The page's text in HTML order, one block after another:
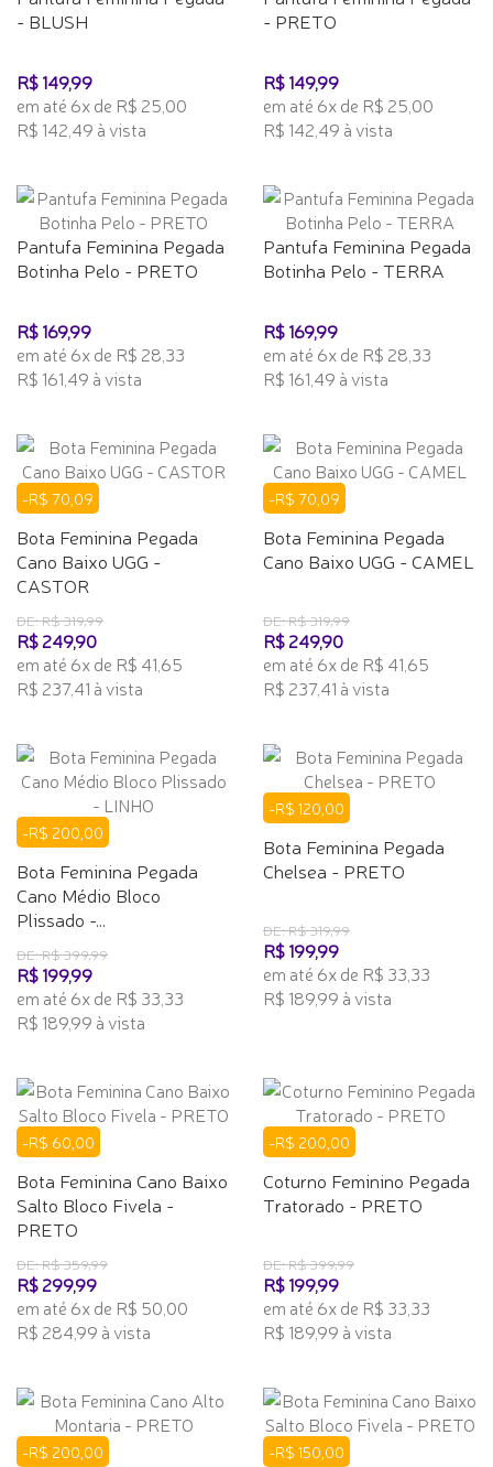
- BLUSH
R$ 149,99
em até 6x de R$ 25,00
R$ 142,49 à vista
- PRETO
R$ 149,99
em até 6x de R$ 25,00
R$ 142,49 à vista
Pantufa Feminina Pegada
Botinha Pelo - PRETO
R$ 169,99
em até 6x de R$ 28,33
R$ 161,49 à vista
Pantufa Feminina Pegada
Botinha Pelo - TERRA
R$ 169,99
em até 6x de R$ 28,33
R$ 161,49 à vista
-R$ 70,09
Bota Feminina Pegada
Cano Baixo UGG -
CASTOR
DE: R$ 319,99
R$ 249,90
em até 6x de R$ 41,65
R$ 237,41 à vista
-R$ 70,09
Bota Feminina Pegada
Cano Baixo UGG - CAMEL
DE: R$ 319,99
R$ 249,90
em até 6x de R$ 41,65
R$ 237,41 à vista
-R$ 200,00
Bota Feminina Pegada
Cano Médio Bloco
Plissado -...
DE: R$ 399,99
R$ 199,99
em até 6x de R$ 33,33
R$ 189,99 à vista
-R$ 120,00
Bota Feminina Pegada
Chelsea - PRETO
DE: R$ 319,99
R$ 199,99
em até 6x de R$ 33,33
R$ 189,99 à vista
-R$ 60,00
Bota Feminina Cano Baixo
Salto Bloco Fivela -
PRETO
DE: R$ 359,99
R$ 299,99
em até 6x de R$ 50,00
R$ 284,99 à vista
-R$ 200,00
Coturno Feminino Pegada
Tratorado - PRETO
DE: R$ 399,99
R$ 199,99
em até 6x de R$ 33,33
R$ 189,99 à vista
-R$ 200,00 -R$ 150,00